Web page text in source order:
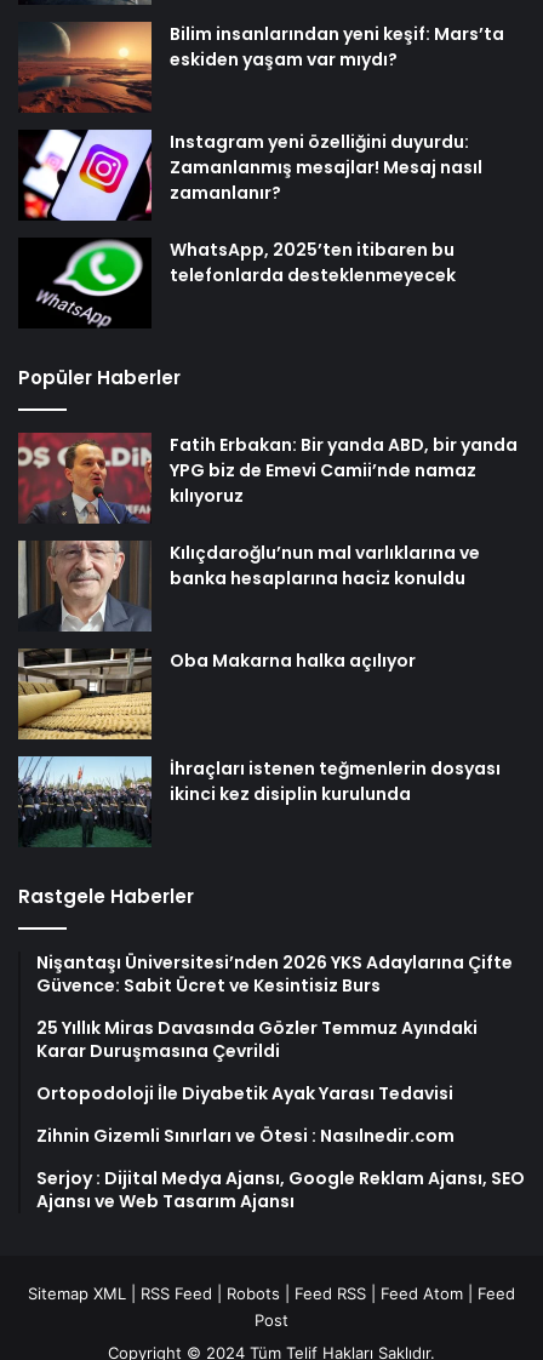
Bilim insanlarından yeni keşif: Mars’ta
eskiden yaşam var mıydı?
Instagram yeni özelliğini duyurdu:
Zamanlanmış mesajlar! Mesaj nasıl
zamanlanır?
WhatsApp, 2025’ten itibaren bu
telefonlarda desteklenmeyecek
Popüler Haberler
Fatih Erbakan: Bir yanda ABD, bir yanda
YPG biz de Emevi Camii’nde namaz
kılıyoruz
Kılıçdaroğlu’nun mal varlıklarına ve
banka hesaplarına haciz konuldu
Oba Makarna halka açılıyor
İhraçları istenen teğmenlerin dosyası
ikinci kez disiplin kurulunda
Rastgele Haberler
Nişantaşı Üniversitesi’nden 2026 YKS Adaylarına Çifte
Güvence: Sabit Ücret ve Kesintisiz Burs
25 Yıllık Miras Davasında Gözler Temmuz Ayındaki
Karar Duruşmasına Çevrildi
Ortopodoloji İle Diyabetik Ayak Yarası Tedavisi
Zihnin Gizemli Sınırları ve Ötesi : Nasılnedir.com
Serjoy : Dijital Medya Ajansı, Google Reklam Ajansı, SEO
Ajansı ve Web Tasarım Ajansı
Sitemap XML RSS Feed Robots Feed RSS Feed Atom
Feed
Post
Copyright © 2024 Tüm Telif Hakları Saklıdır.